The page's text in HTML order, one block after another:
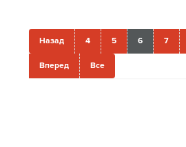
Назад 4 5 6 7
Вперед Все